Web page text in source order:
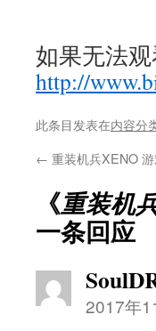
如果无法
http://
此条目发表在内容分
← 重装机兵XENO
《重装机
一条回应
2017年